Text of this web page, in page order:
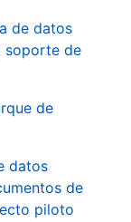
de datos
soporte de
de
datos
de
piloto